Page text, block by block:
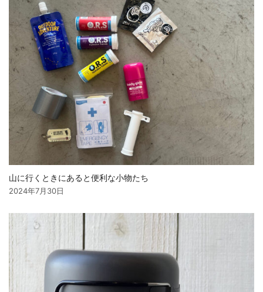
山に行くときにあると便利な小物たち
2024年7月30日